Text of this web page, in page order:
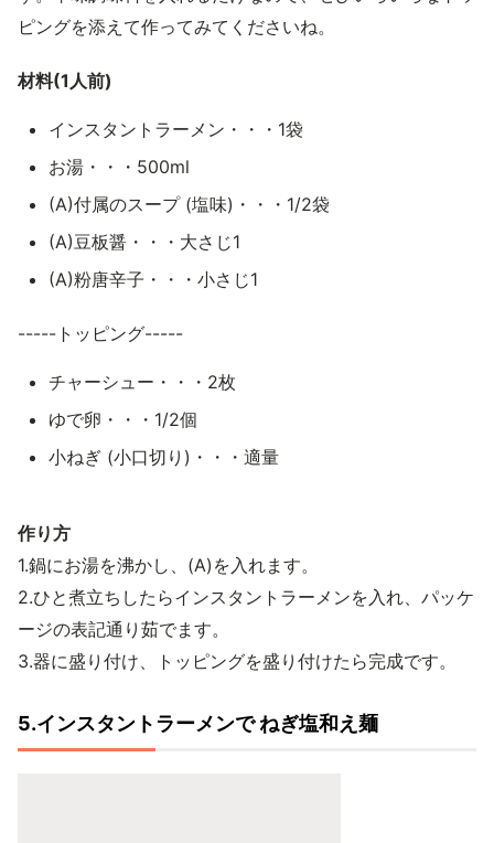
ピングを添えて作ってみてくださいね。
材料(1人前)
インスタントラーメン・・・1袋
お湯・・・500ml
(A)付属のスープ (塩味)・・・1/2袋
(A)豆板醤・・・大さじ1
(A)粉唐辛子・・・小さじ1
-----トッピング-----
チャーシュー・・・2枚
ゆで卵・・・1/2個
小ねぎ (小口切り)・・・適量
作り方
1.鍋にお湯を沸かし、(A)を入れます。
2.ひと煮立ちしたらインスタントラーメンを入れ、パッケ
ージの表記通り茹でます。
3.器に盛り付け、トッピングを盛り付けたら完成です。
5.インスタントラーメンで ねぎ塩和え麺